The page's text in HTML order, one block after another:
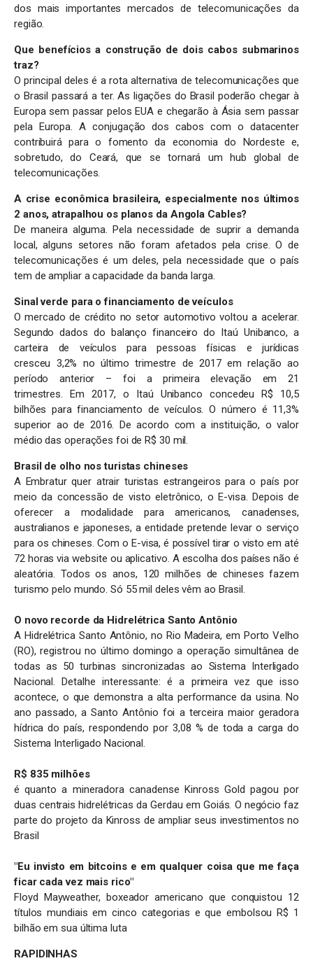
dos mais importantes mercados de telecomunicações da
região.
Que benefícios a construção de dois cabos submarinos
traz?
O principal deles é a rota alternativa de telecomunicações que
o Brasil passará a ter. As ligações do Brasil poderão chegar à
Europa sem passar pelos EUA e chegarão à Ásia sem passar
pela Europa. A conjugação dos cabos com o datacenter
contribuirá para o fomento da economia do Nordeste e,
sobretudo, do Ceará, que se tornará um hub global de
telecomunicações.
A crise econômica brasileira, especialmente nos últimos
2 anos, atrapalhou os planos da Angola Cables?
De maneira alguma. Pela necessidade de suprir a demanda
local, alguns setores não foram afetados pela crise. O de
telecomunicações é um deles, pela necessidade que o país
tem de ampliar a capacidade da banda larga.
Sinal verde para o financiamento de veículos
O mercado de crédito no setor automotivo voltou a acelerar.
Segundo dados do balanço financeiro do Itaú Unibanco, a
carteira de veículos para pessoas físicas e jurídicas
cresceu 3,2% no último trimestre de 2017 em relação ao
período anterior – foi a primeira elevação em 21
trimestres. Em 2017, o Itaú Unibanco concedeu R$ 10,5
bilhões para financiamento de veículos. O número é 11,3%
superior ao de 2016. De acordo com a instituição, o valor
médio das operações foi de R$ 30 mil.
Brasil de olho nos turistas chineses
A Embratur quer atrair turistas estrangeiros para o país por
meio da concessão de visto eletrônico, o E-visa. Depois de
oferecer a modalidade para americanos, canadenses,
australianos e japoneses, a entidade pretende levar o serviço
para os chineses. Com o E-visa, é possível tirar o visto em até
72 horas via website ou aplicativo. A escolha dos países não é
aleatória. Todos os anos, 120 milhões de chineses fazem
turismo pelo mundo. Só 55 mil deles vêm ao Brasil.
O novo recorde da Hidrelétrica Santo Antônio
A Hidrelétrica Santo Antônio, no Rio Madeira, em Porto Velho
(RO), registrou no último domingo a operação simultânea de
todas as 50 turbinas sincronizadas ao Sistema Interligado
Nacional. Detalhe interessante: é a primeira vez que isso
acontece, o que demonstra a alta performance da usina. No
ano passado, a Santo Antônio foi a terceira maior geradora
hídrica do país, respondendo por 3,08 % de toda a carga do
Sistema Interligado Nacional.
R$ 835 milhões
é quanto a mineradora canadense Kinross Gold pagou por
duas centrais hidrelétricas da Gerdau em Goiás. O negócio faz
parte do projeto da Kinross de ampliar seus investimentos no
Brasil
"Eu invisto em bitcoins e em qualquer coisa que me faça
ficar cada vez mais rico"
Floyd Mayweather, boxeador americano que conquistou 12
títulos mundiais em cinco categorias e que embolsou R$ 1
bilhão em sua última luta
RAPIDINHAS